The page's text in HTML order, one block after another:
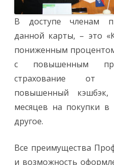
В доступе членам
данной карты, – это
пониженным
с повышенным
страхование от
повышенный кэшбэк,
месяцев на покупки в
другое.
Все преимущества
и возможность